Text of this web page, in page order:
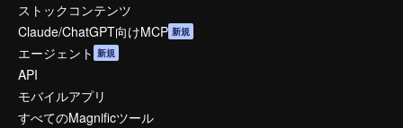
ストックコンテンツ
Claude/ChatGPT向けMCP 新規
エージェント 新規
API
モバイルアプリ
すべてのMagnificツール